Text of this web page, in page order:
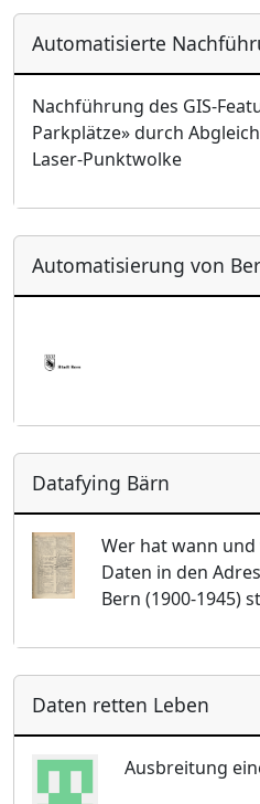
Automatisierte
Nachführung des GIS-
Parkplätze» durch
Laser-Punktwolke
Automatisierung von
Datafying Bärn
Wer hat wann
Daten in den
Bern (1900-1945)
Daten retten Leben
Ausbreitung